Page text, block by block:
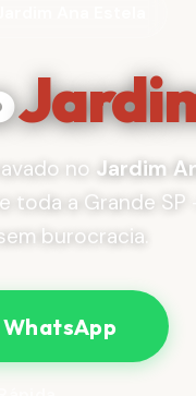
Ana Estela
no Jardim
a Grande SP —
burocracia.